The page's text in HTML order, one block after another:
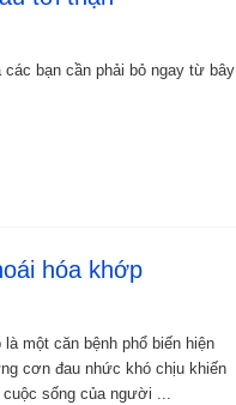
bạn cần phải bỏ ngay từ bây
hóa khớp
một căn bệnh phổ biến hiện
cơn đau nhức khó chịu khiến
sống của người ...